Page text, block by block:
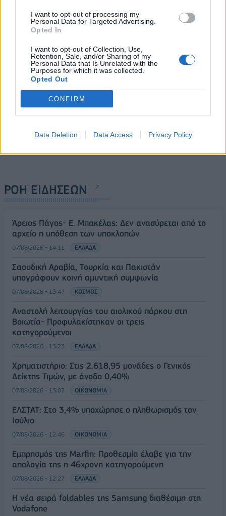
I want to opt-out of processing my
Personal Data for Targeted Advertising.
Opted In
I want to opt-out of Collection, Use,
Retention, Sale, and/or Sharing of my
Personal Data that Is Unrelated with the
Purposes for which it was collected.
Opted Out
CONFIRM
Data Deletion Data Access Privacy Policy
197 δις δολάρια-
Απόδοση ρεκόρ
για την ανάπτυξη της
Θεσσαλίας
ΡΟΗ ΕΙΔΗΣΕΩΝ
Άρειος Πάγος- Ε. Μπακέλας: Δεν ανασύρεται από το
αρχείο η υπόθεση των υποκλοπών
07/08/2026 - 14:11 ΕΛΛΑΔΑ
Σαουδική Αραβία, Τουρκία και Πακιστάν
υπογράφουν κοινή αμυντική συμφωνία
07/08/2026 - 13:47 ΚΟΣΜΟΣ
Αναστολή λειτουργίας του αιολικού πάρκου στη
Βοιωτία- Προφυλακίστηκαν οι τρεις
κατηγορούμενοι
07/08/2026 - 13:23 ΕΛΛΑΔΑ
Χρηματιστήριο: Στις 2.618,95 μονάδες ο Γενικός
Δείκτης Τιμών, με άνοδο 0,40%
07/08/2026 - 13:07 ΟΙΚΟΝΟΜΙΑ
ΕΛΣΤΑΤ: Στο 3,4% υποχώρησε ο πληθωρισμός τον
Ιούλιο
07/08/2026 - 12:46 ΟΙΚΟΝΟΜΙΑ
Εμπρησμός της Marfin: Προθεσμία έλαβε για την
απολογία της η 46χρονη κατηγορούμενη
07/08/2026 - 12:27 ΕΛΛΑΔΑ
Η νέα σειρά foldables της Samsung διαθέσιμη στη
Vodafone